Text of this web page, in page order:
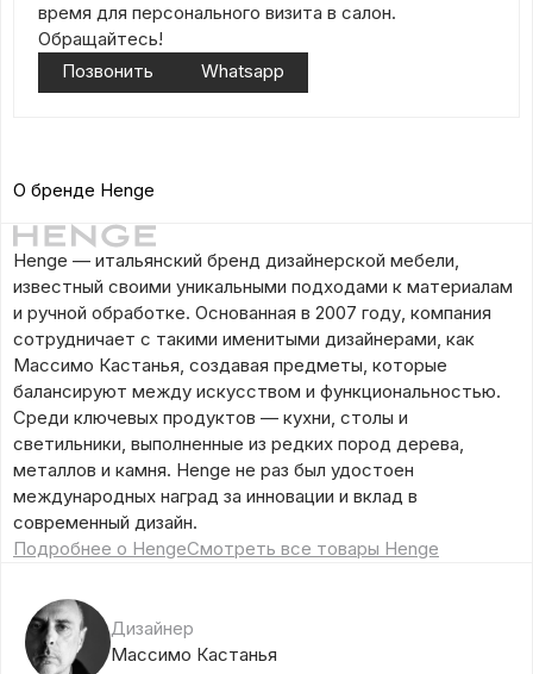
время для персонального визита в салон.
Обращайтесь!
Позвонить
Whatsapp
О бренде Henge
Henge — итальянский бренд дизайнерской мебели,
известный своими уникальными подходами к материалам
и ручной обработке. Основанная в 2007 году, компания
сотрудничает с такими именитыми дизайнерами, как
Массимо Кастанья, создавая предметы, которые
балансируют между искусством и функциональностью.
Среди ключевых продуктов — кухни, столы и
светильники, выполненные из редких пород дерева,
металлов и камня. Henge не раз был удостоен
международных наград за инновации и вклад в
современный дизайн.
Подробнее о HengeСмотреть все товары Henge
Дизайнер
Массимо Кастанья